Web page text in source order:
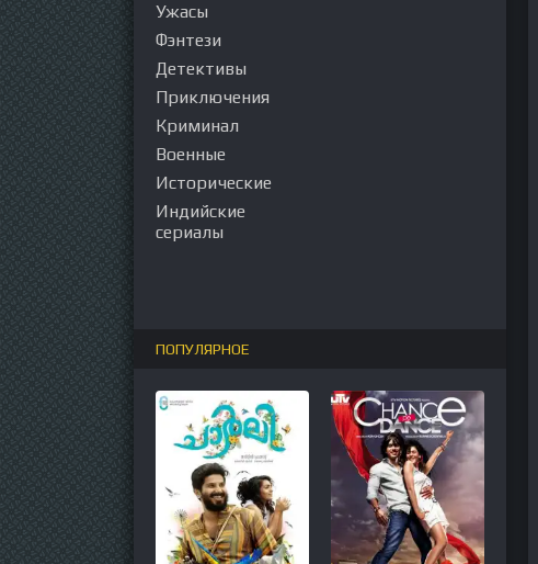
Ужасы
Фэнтези
Детективы
Приключения
Криминал
Военные
Исторические
Индийские
сериалы
ПОПУЛЯРНОЕ